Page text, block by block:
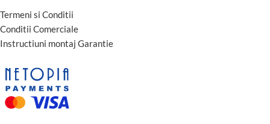
Termeni si Conditii
Conditii Comerciale
Instructiuni montaj Garantie